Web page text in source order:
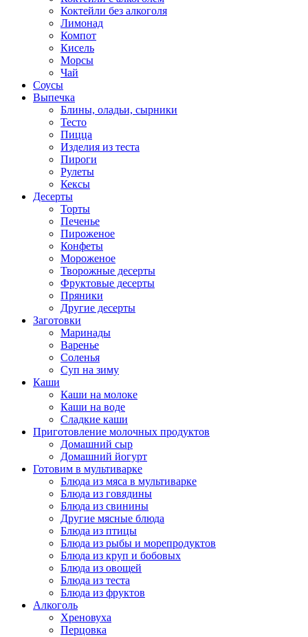
Коктейли без алкоголя
Лимонад
Компот
Кисель
Морсы
Чай
Соусы
Выпечка
Блины, оладьи, сырники
Тесто
Пицца
Изделия из теста
Пироги
Рулеты
Кексы
Десерты
Торты
Печенье
Пироженое
Конфеты
Мороженое
Творожные десерты
Фруктовые десерты
Пряники
Другие десерты
Заготовки
Маринады
Варенье
Соленья
Суп на зиму
Каши
Каши на молоке
Каши на воде
Сладкие каши
Приготовление молочных продуктов
Домашний сыр
Домашний йогурт
Готовим в мультиварке
Блюда из мяса в мультиварке
Блюда из говядины
Блюда из свинины
Другие мясные блюда
Блюда из птицы
Блюда из рыбы и морепродуктов
Блюда из круп и бобовых
Блюда из овощей
Блюда из теста
Блюда из фруктов
Алкоголь
Хреновуха
Перцовка